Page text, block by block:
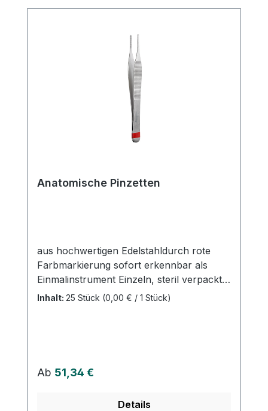
Herstellers Kaufen Sie jetzt Anatomische
Pinzette, gerade online bei uns und
profitieren Sie von unserem schnellen
Versand und unserem hervorragenden
Anatomische Pinzetten
aus hochwertigen Edelstahldurch rote
Farbmarkierung sofort erkennbar als
Einmalinstrument Einzeln, steril verpackt
Risiken durch Kreuzkontaminationen sind
Inhalt: 25 Stück (0,00 € / 1 Stück)
Regulärer Preis:
Ab 51,34 €
Details